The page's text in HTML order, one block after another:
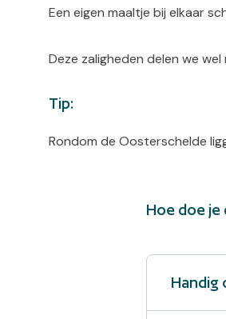
Een eigen maaltje bij elkaar
Deze zaligheden delen we
Tip:
Rondom de Oosterschelde
Hoe doe je
Handig